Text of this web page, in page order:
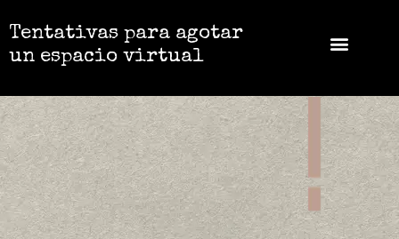
Tentativas para agotar
un espacio virtual